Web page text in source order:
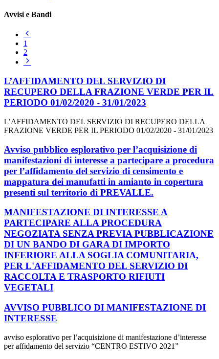
Avvisi e Bandi
1
2
L’AFFIDAMENTO DEL SERVIZIO DI
RECUPERO DELLA FRAZIONE VERDE PER IL
PERIODO 01/02/2020 - 31/01/2023
L’AFFIDAMENTO DEL SERVIZIO DI RECUPERO DELLA
FRAZIONE VERDE PER IL PERIODO 01/02/2020 - 31/01/2023
Avviso pubblico esplorativo per l’acquisizione di
manifestazioni di interesse a partecipare a procedura
per l’affidamento del servizio di censimento e
mappatura dei manufatti in amianto in copertura
presenti sul territorio di PREVALLE.
MANIFESTAZIONE DI INTERESSE A
PARTECIPARE ALLA PROCEDURA
NEGOZIATA SENZA PREVIA PUBBLICAZIONE
DI UN BANDO DI GARA DI IMPORTO
INFERIORE ALLA SOGLIA COMUNITARIA,
PER L'AFFIDAMENTO DEL SERVIZIO DI
RACCOLTA E TRASPORTO RIFIUTI
VEGETALI
AVVISO PUBBLICO DI MANIFESTAZIONE DI
INTERESSE
avviso esplorativo per l’acquisizione di manifestazione d’interesse
per affidamento del servizio “CENTRO ESTIVO 2021”